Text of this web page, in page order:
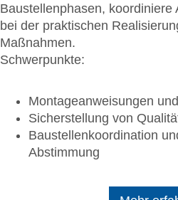
Baustellenphasen, koordiniere
bei der praktischen
Maßnahmen.
Schwerpunkte:
Montageanweisungen
Sicherstellung von
Baustellenkoordination
Abstimmung